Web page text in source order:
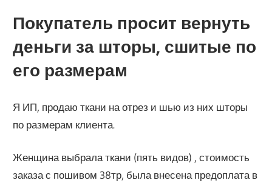
Покупатель просит вернуть
деньги за шторы, сшитые по
его размерам
Я ИП, продаю ткани на отрез и шью из них шторы
по размерам клиента.
Женщина выбрала ткани (пять видов) , стоимость
заказа с пошивом 38тр, была внесена предоплата в